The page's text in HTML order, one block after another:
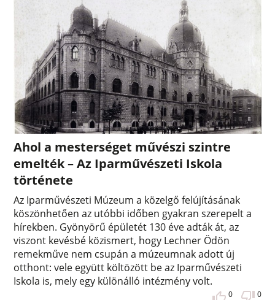
Ahol a mesterséget művészi szintre
emelték – Az Iparművészeti Iskola
története
Az Iparművészeti Múzeum a közelgő felújításának
köszönhetően az utóbbi időben gyakran szerepelt a
hírekben. Gyönyörű épületét 130 éve adták át, az
viszont kevésbé közismert, hogy Lechner Ödön
remekműve nem csupán a múzeumnak adott új
otthont: vele együtt költözött be az Iparművészeti
Iskola is, mely egy különálló intézmény volt.
0 0